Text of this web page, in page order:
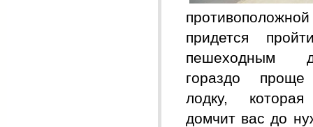
придется
пешеходным
гораздо
лодку,
домчит вас до